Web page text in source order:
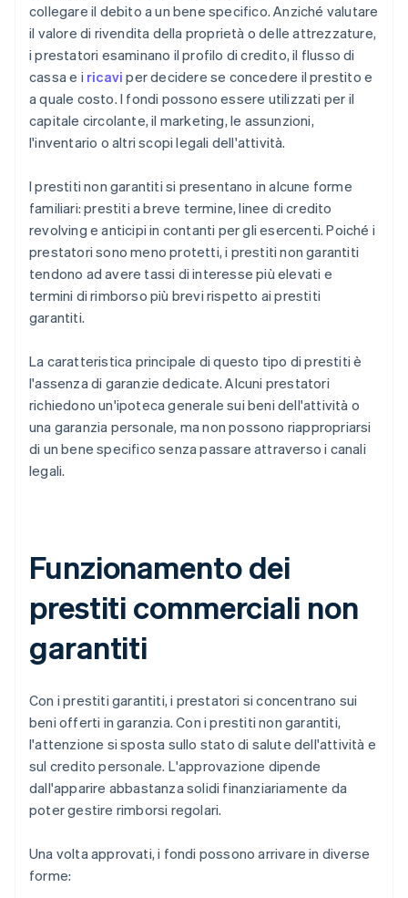
collegare il debito a un bene specifico. Anziché valutare
il valore di rivendita della proprietà o delle attrezzature,
i prestatori esaminano il profilo di credito, il flusso di
cassa e i ricavi per decidere se concedere il prestito e
a quale costo. I fondi possono essere utilizzati per il
capitale circolante, il marketing, le assunzioni,
l'inventario o altri scopi legali dell'attività.
I prestiti non garantiti si presentano in alcune forme
familiari: prestiti a breve termine, linee di credito
revolving e anticipi in contanti per gli esercenti. Poiché i
prestatori sono meno protetti, i prestiti non garantiti
tendono ad avere tassi di interesse più elevati e
termini di rimborso più brevi rispetto ai prestiti
garantiti.
La caratteristica principale di questo tipo di prestiti è
l'assenza di garanzie dedicate. Alcuni prestatori
richiedono un'ipoteca generale sui beni dell'attività o
una garanzia personale, ma non possono riappropriarsi
di un bene specifico senza passare attraverso i canali
legali.
Funzionamento dei
prestiti commerciali non
garantiti
Con i prestiti garantiti, i prestatori si concentrano sui
beni offerti in garanzia. Con i prestiti non garantiti,
l'attenzione si sposta sullo stato di salute dell'attività e
sul credito personale. L'approvazione dipende
dall'apparire abbastanza solidi finanziariamente da
poter gestire rimborsi regolari.
Una volta approvati, i fondi possono arrivare in diverse
forme: